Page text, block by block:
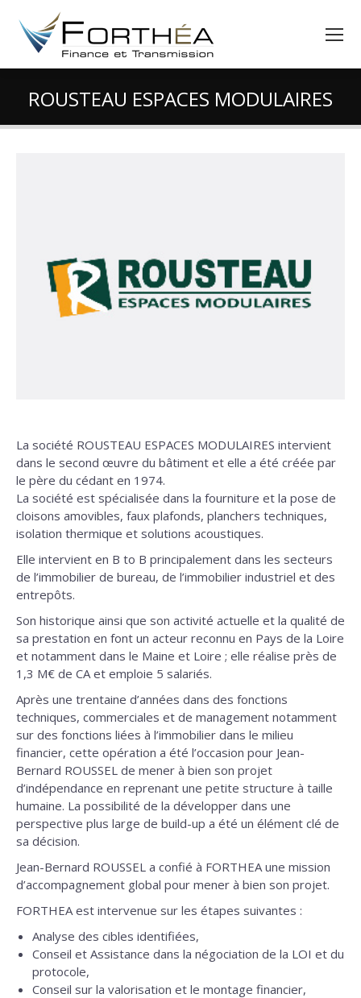
ROUSTEAU ESPACES MODULAIRES
Vous êtes ici :
La société ROUSTEAU ESPACES MODULAIRES intervient
dans le second œuvre du bâtiment et elle a été créée par
le père du cédant en 1974.
La société est spécialisée dans la fourniture et la pose de
cloisons amovibles, faux plafonds, planchers techniques,
isolation thermique et solutions acoustiques.
Elle intervient en B to B principalement dans les secteurs
de l’immobilier de bureau, de l’immobilier industriel et des
entrepôts.
Son historique ainsi que son activité actuelle et la qualité de
sa prestation en font un acteur reconnu en Pays de la Loire
et notamment dans le Maine et Loire ; elle réalise près de
1,3 M€ de CA et emploie 5 salariés.
Après une trentaine d’années dans des fonctions
techniques, commerciales et de management notamment
sur des fonctions liées à l’immobilier dans le milieu
financier, cette opération a été l’occasion pour Jean-
Bernard ROUSSEL de mener à bien son projet
d’indépendance en reprenant une petite structure à taille
humaine. La possibilité de la développer dans une
perspective plus large de build-up a été un élément clé de
sa décision.
Jean-Bernard ROUSSEL a confié à FORTHEA une mission
d’accompagnement global pour mener à bien son projet.
FORTHEA est intervenue sur les étapes suivantes :
Analyse des cibles identifiées,
Conseil et Assistance dans la négociation de la LOI et du
protocole,
Conseil sur la valorisation et le montage financier,